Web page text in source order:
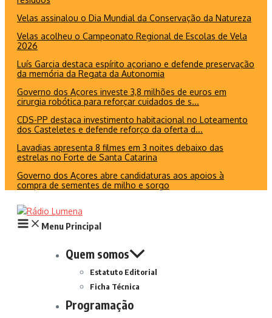
Velas assinalou o Dia Mundial da Conservação da Natureza
Velas acolheu o Campeonato Regional de Escolas de Vela
2026
Luís Garcia destaca espírito açoriano e defende preservação
da memória da Regata da Autonomia
Governo dos Açores investe 3,8 milhões de euros em
cirurgia robótica para reforçar cuidados de s...
CDS-PP destaca investimento habitacional no Loteamento
dos Casteletes e defende reforço da oferta d...
Lavadias apresenta 8 filmes em 3 noites debaixo das
estrelas no Forte de Santa Catarina
Governo dos Açores abre candidaturas aos apoios à
compra de sementes de milho e sorgo
Menu Principal
Quem somos
Estatuto Editorial
Ficha Técnica
Programação